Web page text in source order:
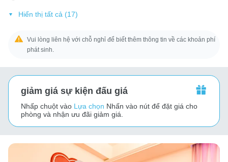
Hiển thị tất cả (17)
Vui lòng liên hệ với chỗ nghỉ để biết thêm thông tin về các khoản phí
phát sinh.
giảm giá sự kiện đấu giá
Nhấp chuột vào Lựa chọn Nhấn vào nút để đặt giá cho
phòng và nhận ưu đãi giảm giá.